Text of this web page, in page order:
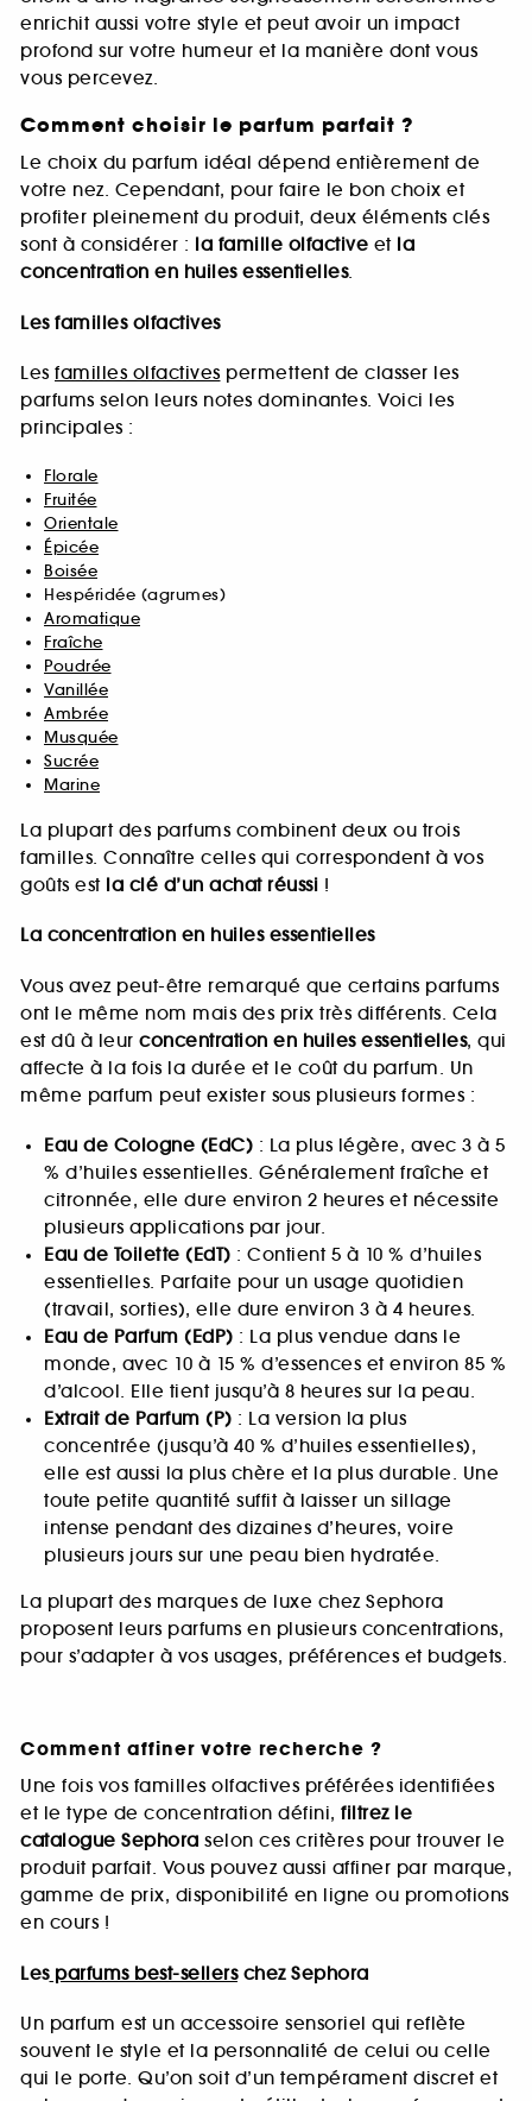
enrichit aussi votre style et peut avoir un impact
profond sur votre humeur et la manière dont vous
vous percevez.
Comment choisir le parfum parfait ?
Le choix du parfum idéal dépend entièrement de
votre nez. Cependant, pour faire le bon choix et
profiter pleinement du produit, deux éléments clés
sont à considérer : la famille olfactive et la
concentration en huiles essentielles.
Les familles olfactives
Les familles olfactives permettent de classer les
parfums selon leurs notes dominantes. Voici les
principales :
Florale
Fruitée
Orientale
Épicée
Boisée
Hespéridée (agrumes)
Aromatique
Fraîche
Poudrée
Vanillée
Ambrée
Musquée
Sucrée
Marine
La plupart des parfums combinent deux ou trois
familles. Connaître celles qui correspondent à vos
goûts est la clé d’un achat réussi !
La concentration en huiles essentielles
Vous avez peut-être remarqué que certains parfums
ont le même nom mais des prix très différents. Cela
est dû à leur concentration en huiles essentielles, qui
affecte à la fois la durée et le coût du parfum. Un
même parfum peut exister sous plusieurs formes :
Eau de Cologne (EdC) : La plus légère, avec 3 à 5
% d’huiles essentielles. Généralement fraîche et
citronnée, elle dure environ 2 heures et nécessite
plusieurs applications par jour.
Eau de Toilette (EdT) : Contient 5 à 10 % d’huiles
essentielles. Parfaite pour un usage quotidien
(travail, sorties), elle dure environ 3 à 4 heures.
Eau de Parfum (EdP) : La plus vendue dans le
monde, avec 10 à 15 % d’essences et environ 85 %
d’alcool. Elle tient jusqu’à 8 heures sur la peau.
Extrait de Parfum (P) : La version la plus
concentrée (jusqu’à 40 % d’huiles essentielles),
elle est aussi la plus chère et la plus durable. Une
toute petite quantité suffit à laisser un sillage
intense pendant des dizaines d’heures, voire
plusieurs jours sur une peau bien hydratée.
La plupart des marques de luxe chez Sephora
proposent leurs parfums en plusieurs concentrations,
pour s’adapter à vos usages, préférences et budgets.
Comment affiner votre recherche ?
Une fois vos familles olfactives préférées identifiées
et le type de concentration défini, filtrez le
catalogue Sephora selon ces critères pour trouver le
produit parfait. Vous pouvez aussi affiner par marque,
gamme de prix, disponibilité en ligne ou promotions
en cours !
Lesparfums best-sellerschez Sephora
Un parfum est un accessoire sensoriel qui reflète
souvent le style et la personnalité de celui ou celle
qui le porte. Qu’on soit d’un tempérament discret et